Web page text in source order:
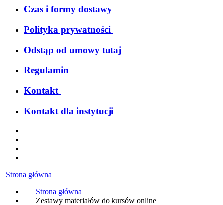
Czas i formy dostawy
Polityka prywatności
Odstąp od umowy tutaj
Regulamin
Kontakt
Kontakt dla instytucji
Strona główna
Strona główna
Zestawy materiałów do kursów online